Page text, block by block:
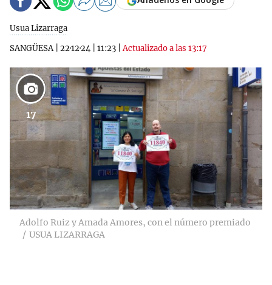
Usua Lizarraga
SANGÜESA| 22·12·24 11:23 |Actualizado a las 13:17
17
Adolfo Ruiz y Amada Amores, con el número premiado
USUA LIZARRAGA